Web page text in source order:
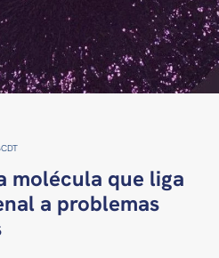
molécula que liga
a problemas